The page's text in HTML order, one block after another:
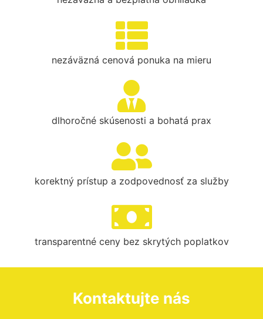
nezáväzná cenová ponuka na mieru
dlhoročné skúsenosti a bohatá prax
korektný prístup a zodpovednosť za služby
transparentné ceny bez skrytých poplatkov
Kontaktujte nás